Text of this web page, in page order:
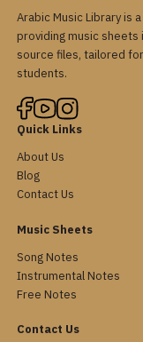
Arabic Music Library is
providing music sheets
source files, tailored
students.
Quick Links
About Us
Blog
Contact Us
Music Sheets
Song Notes
Instrumental Notes
Free Notes
Contact Us